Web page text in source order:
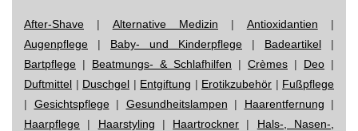
After-Shave | Alternative Medizin | Antioxidantien |
Augenpflege | Baby- und Kinderpflege | Badeartikel |
Bartpflege | Beatmungs- & Schlafhilfen | Crèmes | Deo |
Duftmittel | Duschgel | Entgiftung | Erotikzubehör | Fußpflege
| Gesichtspflege| Gesundheitslampen | Haarentfernung |
Haarpflege | Haarstyling | Haartrockner | Hals-, Nasen-,